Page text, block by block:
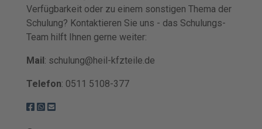
Verfügbarkeit oder zu einem sonstigen Thema der
Schulung? Kontaktieren Sie uns - das Schulungs-
Team hilft Ihnen gerne weiter:
Mail: schulung@heil-kfzteile.de
Telefon: 0511 5108-377